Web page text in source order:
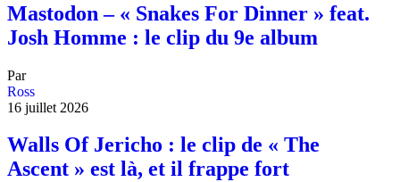
Mastodon – « Snakes For Dinner » feat.
Josh Homme : le clip du 9e album
Par
Ross
16 juillet 2026
Walls Of Jericho : le clip de « The
Ascent » est là, et il frappe fort